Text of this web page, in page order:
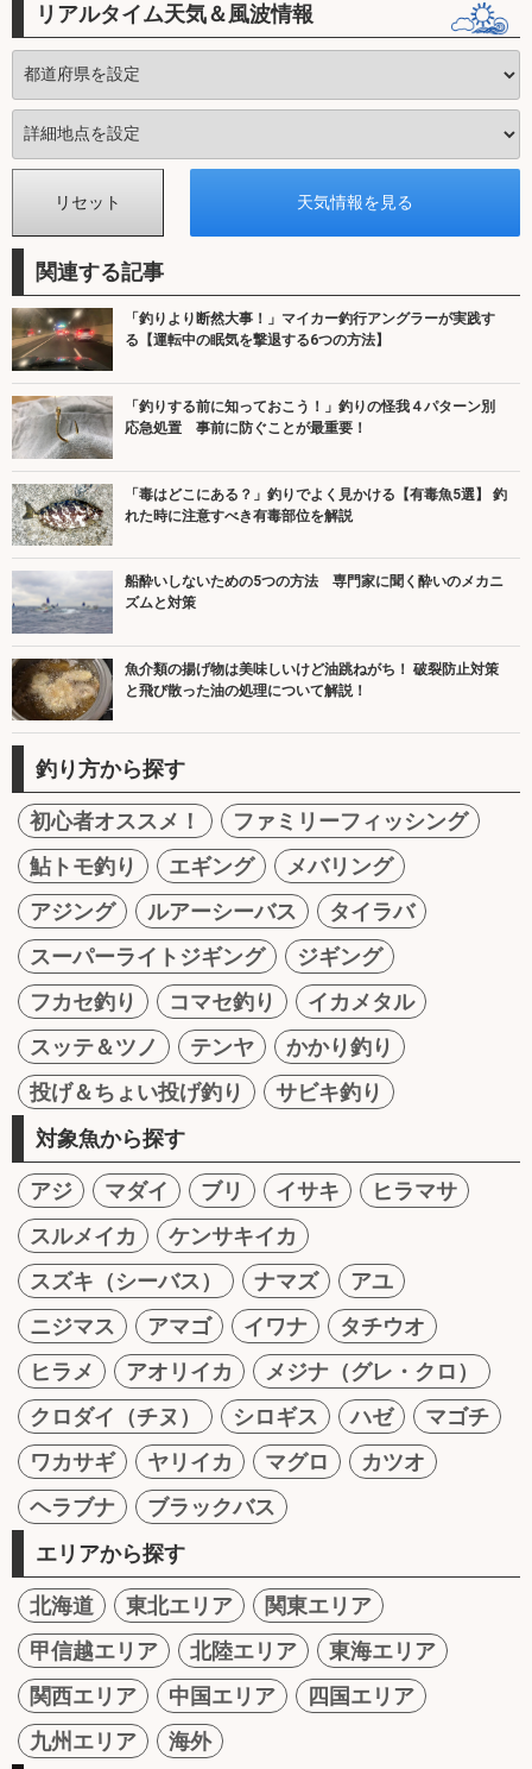
リアルタイム天気＆風波情報
関連する記事
「釣りより断然大事！」マイカー釣行アングラーが実践す
る【運転中の眠気を撃退する6つの方法】
「釣りする前に知っておこう！」釣りの怪我４パターン別
応急処置 事前に防ぐことが最重要！
「毒はどこにある？」釣りでよく見かける【有毒魚5選】 釣
れた時に注意すべき有毒部位を解説
船酔いしないための5つの方法 専門家に聞く酔いのメカニ
ズムと対策
魚介類の揚げ物は美味しいけど油跳ねがち！ 破裂防止対策
と飛び散った油の処理について解説！
釣り方から探す
初心者オススメ！
ファミリーフィッシング
鮎トモ釣り
エギング
メバリング
アジング
ルアーシーバス
タイラバ
スーパーライトジギング
ジギング
フカセ釣り
コマセ釣り
イカメタル
スッテ＆ツノ
テンヤ
かかり釣り
投げ＆ちょい投げ釣り
サビキ釣り
対象魚から探す
アジ マダイ ブリ イサキ
ヒラマサ
スルメイカ
ケンサキイカ
スズキ（シーバス）
ナマズ
アユ
ニジマス
アマゴ イワナ
タチウオ
ヒラメ
アオリイカ
メジナ（グレ・クロ）
クロダイ（チヌ）
シロギス ハゼ
マゴチ
ワカサギ
ヤリイカ マグロ
カツオ
ヘラブナ
ブラックバス
エリアから探す
北海道 東北エリア
関東エリア
甲信越エリア
北陸エリア
東海エリア
関西エリア
中国エリア
四国エリア
九州エリア
海外